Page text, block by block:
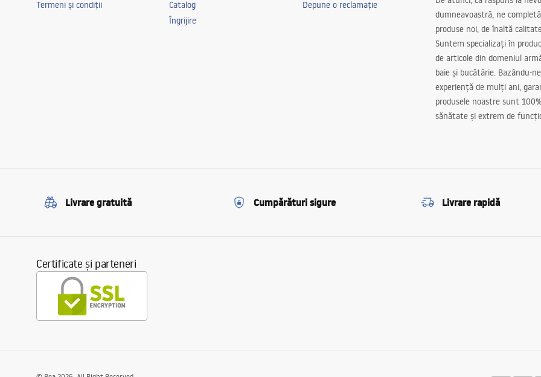
Termeni și condiții
Catalog
Îngrijire
Depune o reclamație
dumneavoastră, ne
produse noi, de înaltă
Suntem specializați în
de articole din domeniul
baie și bucătărie. Bazându-
experiență de mulți ani,
produsele noastre sunt
sănătate și extrem de
Livrare gratuită Cumpărături sigure Livrare rapidă
Certificate și parteneri